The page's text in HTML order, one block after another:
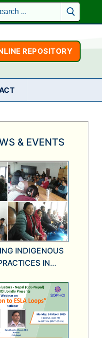
REPOSITORY
& EVENTS
INDIGENOUS
IN